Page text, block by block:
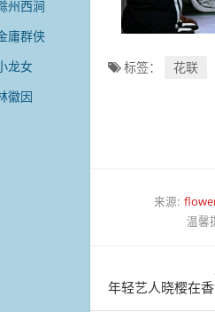
州西涧
庸群侠
龙女
徽因
标签： 花联
来源:
温馨
年轻艺人晓樱在香港